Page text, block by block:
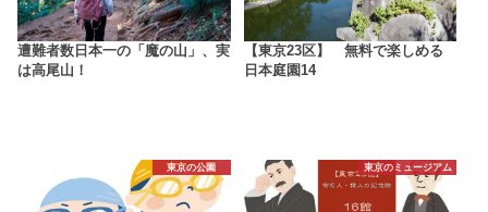
遭難者数日本一の「魔の山」、実
は高尾山！
【東京23区】 無料で楽しめる
日本庭園14
東京の公園 東京のミュージアム